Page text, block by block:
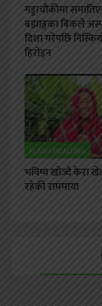
गड्डाचौकीमा
बझाङ्गका बिकले
दिशा गरेपछि
हिरोइन
FLASH HEADING
भविष्य खोज्दै केरा
रहेकी राममाया